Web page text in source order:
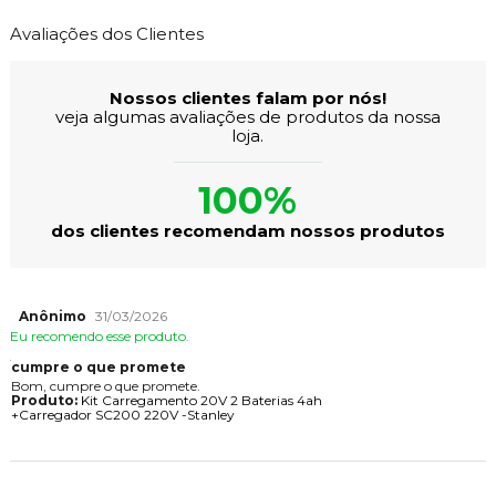
Avaliações dos Clientes
Nossos clientes falam por nós!
veja algumas avaliações de produtos da nossa
loja.
100%
dos clientes recomendam nossos produtos
Anônimo 31/03/2026
Eu recomendo esse produto.
cumpre o que promete
Bom, cumpre o que promete.
Produto:Kit Carregamento 20V 2 Baterias 4ah
+Carregador SC200 220V -Stanley